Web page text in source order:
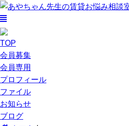
TOP
会員募集
会員専用
プロフィール
ファイル
お知らせ
ブログ